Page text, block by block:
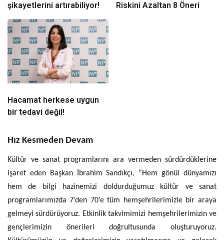
şikayetlerini artırabiliyor!
Riskini Azaltan 8 Öneri
Hacamat herkese uygun
bir tedavi değil!
Hız Kesmeden Devam
Kültür ve sanat programlarını ara vermeden sürdürdüklerine
işaret eden Başkan İbrahim Sandıkçı, “Hem gönül dünyamızı
hem de bilgi hazinemizi doldurduğumuz kültür ve sanat
programlarımızda 7’den 70’e tüm hemşehrilerimizle bir araya
gelmeyi sürdürüyoruz. Etkinlik takvimimizi hemşehrilerimizin ve
gençlerimizin önerileri doğrultusunda oluşturuyoruz.